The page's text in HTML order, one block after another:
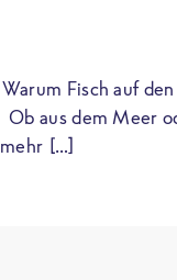
Fisch auf
aus dem Meer
[…]